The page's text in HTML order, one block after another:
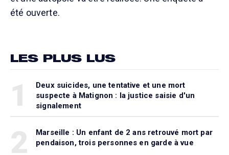
été ouverte.
LES PLUS LUS
Deux suicides, une tentative et une mort
suspecte à Matignon : la justice saisie d'un
signalement
Marseille : Un enfant de 2 ans retrouvé mort par
pendaison, trois personnes en garde à vue